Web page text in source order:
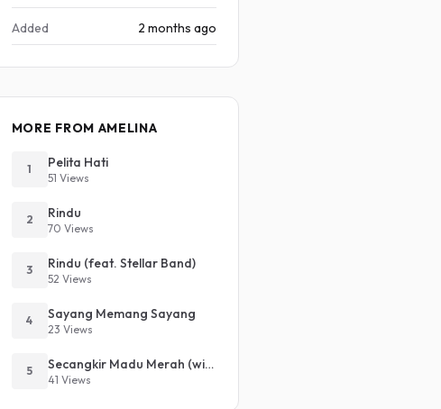
Added 2 months ago
MORE FROM AMELINA
1 Pelita Hati
51 Views
2 Rindu
70 Views
3 Rindu (feat. Stellar Band)
52 Views
4 Sayang Memang Sayang
23 Views
5 Secangkir Madu Merah (with Sheeda)
41 Views